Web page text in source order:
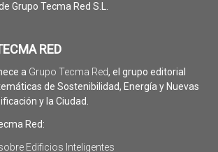
Grupo Tecma Red S.L.
RED
a Grupo Tecma Red, el grupo editorial
de Sostenibilidad, Energía y Nuevas
y la Ciudad.
Red:
Edificios Inteligentes